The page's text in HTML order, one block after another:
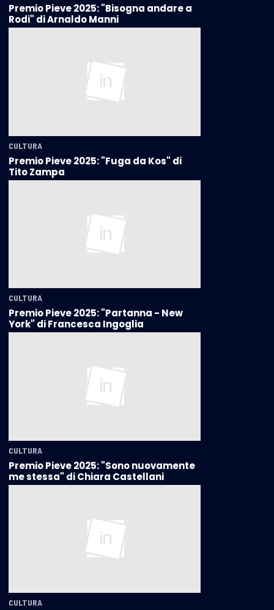
Premio Pieve 2025: "Bisogna andare a
Rodi" di Arnaldo Manni
CULTURA
Premio Pieve 2025: "Fuga da Kos" di
Tito Zampa
CULTURA
Premio Pieve 2025: "Partanna - New
York" di Francesca Ingoglia
CULTURA
Premio Pieve 2025: "Sono nuovamente
me stessa" di Chiara Castellani
CULTURA